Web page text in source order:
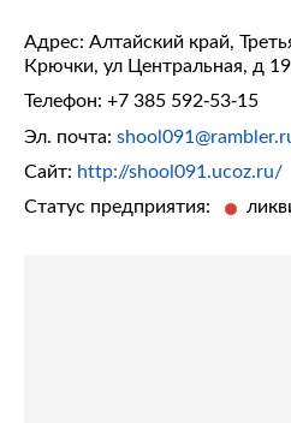
Адрес: Алтайский край,
Крючки, ул Центральная, д 19
Телефон: +7 385 592-53-15
Эл. почта:
Сайт: http://shool091.ucoz.ru/
Статус предприятия: